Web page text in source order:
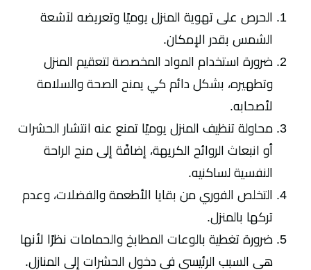
الحرص على تهوية المنزل يوميًا وتعريضه لآشعة
الشمس بقدر الإمكان.
ضرورة استخدام المواد المخصصة لتعقيم المنزل
وتطهيره، بشكل دائم كي يمنح الصحة والسلامة
لأصحابه.
محاولة تنظيف المنزل يوميًا تمنع عنه انتشار الحشرات
أو انبعاث الروائح الكريهة، إضافًة إلى منح الراحة
النفسية لساكنيه.
التخلص الفوري من بقايا الأطعمة والفضلات، وعدم
تركها بالمنزل.
ضرورة تغطية بالوعات المطابخ والحمامات نظرًا لأنها
هى السبب الرئيسي في دخول الحشرات إلى المنازل.